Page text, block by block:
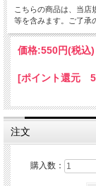
こちらの商品は、当店
等を含みます。ご了承
価格:550円(税込)
[ポイント還元 5
注文
購入数：